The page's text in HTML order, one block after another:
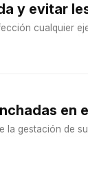
y evitar
cualquier
en
la gestación de